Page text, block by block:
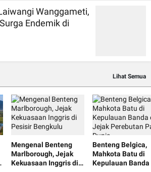
Wanggameti,
Endemik di
Lihat Semua
Mengenal Benteng
Marlborough, Jejak
Kekuasaan Inggris di
Benteng Belgica,
Mahkota Batu di
Kepulauan Banda